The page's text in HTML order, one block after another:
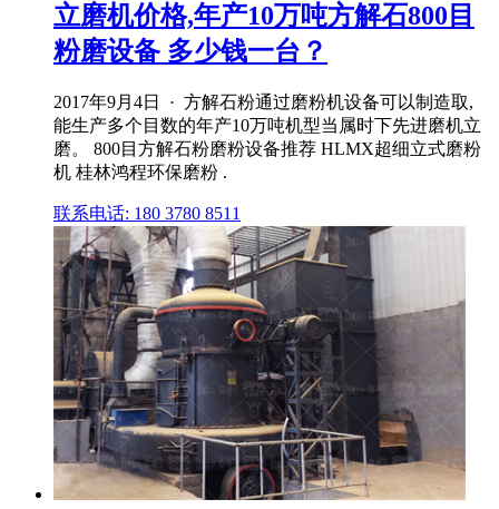
立磨机价格,年产10万吨方解石800目
粉磨设备 多少钱一台？
2017年9月4日 · 方解石粉通过磨粉机设备可以制造取,
能生产多个目数的年产10万吨机型当属时下先进磨机立
磨。 800目方解石粉磨粉设备推荐 HLMX超细立式磨粉
机 桂林鸿程环保磨粉 .
联系电话: 180 3780 8511